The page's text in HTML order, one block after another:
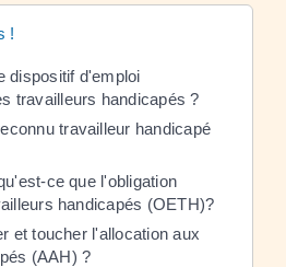
!
dispositif d'emploi
travailleurs handicapés ?
travailleur handicapé
ce que l'obligation
handicapés (OETH)?
et toucher l'allocation aux
(AAH) ?